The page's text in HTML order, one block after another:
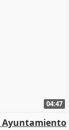
04:47
Ayuntamiento